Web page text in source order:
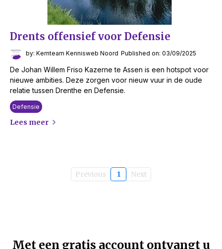
Drents offensief voor Defensie
by: Kernteam Kennisweb Noord Published on: 03/09/2025
De Johan Willem Friso Kazerne te Assen is een hotspot voor
nieuwe ambities. Deze zorgen voor nieuw vuur in de oude
relatie tussen Drenthe en Defensie.
Defensie
Lees meer
Previous 1 Next
Met een gratis account ontvangt u